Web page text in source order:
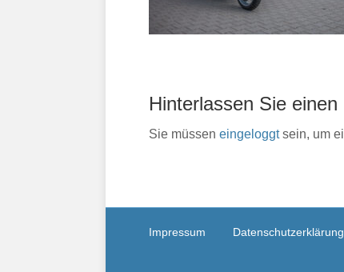
Hinterlassen Sie
Sie müssen eingeloggtsein, um
Impressum Datenschutzerklärung